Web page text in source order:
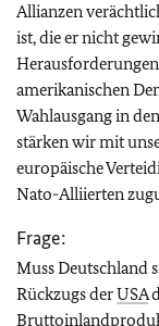
Allianzen
ist, die er nicht
amerikanischen
Wahlausgang in den
stärken wir mit
europäische
Nato-Alliierten
Frage:
Muss Deutschland
Rückzugs derUSA